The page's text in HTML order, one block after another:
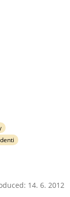
14. 6. 2012